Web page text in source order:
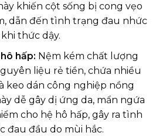
khiến cột sống bị cong vẹo
dẫn đến tình trạng đau nhức
thức dậy.
hấp: Nệm kém chất lượng
liệu rẻ tiền, chứa nhiều
keo dán công nghiệp nồng
dễ gây dị ứng da, mẩn ngứa
cho hệ hô hấp, gây ra tình
đau đầu do mùi hắc.